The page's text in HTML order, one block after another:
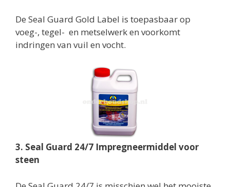
De Seal Guard Gold Label is toepasbaar op
voeg-, tegel- en metselwerk en voorkomt
indringen van vuil en vocht.
3. Seal Guard 24/7 Impregneermiddel voor
steen